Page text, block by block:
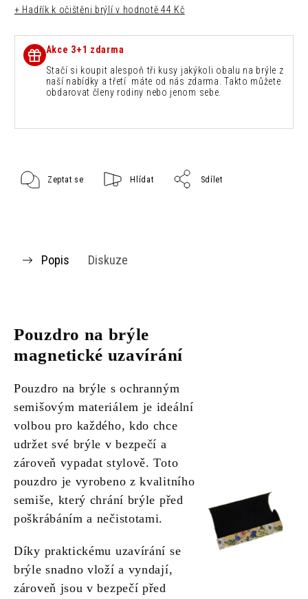
+ Hadřík k očištěni brýlív hodnotě 44 Kč
Akce 3+1 zdarma
Stačí si koupit alespoň tři kusy jakýkoli obalu na brýle z
naší nabídky a třetí máte od nás zdarma. Takto můžete
obdarovat členy rodiny nebo jenom sebe.
Zeptat se Hlídat Sdílet
Popis Diskuze
Pouzdro na brýle
magnetické uzavírání
Pouzdro na brýle s ochranným
semišovým materiálem je ideální
volbou pro každého, kdo chce
udržet své brýle v bezpečí a
zároveň vypadat stylově. Toto
pouzdro je vyrobeno z kvalitního
semiše, který chrání brýle před
poškrábáním a nečistotami.
Díky praktickému uzavírání se
brýle snadno vloží a vyndají,
zároveň jsou v bezpečí před